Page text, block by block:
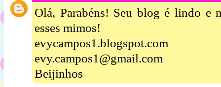
Olá, Parabéns! Seu blog é lindo e
esses mimos!
evycampos1.blogspot.com
evy.campos1@gmail.com
Beijinhos